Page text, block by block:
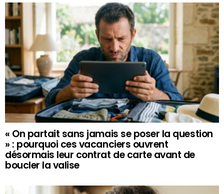
« On partait sans jamais se poser la question
» : pourquoi ces vacanciers ouvrent
désormais leur contrat de carte avant de
boucler la valise